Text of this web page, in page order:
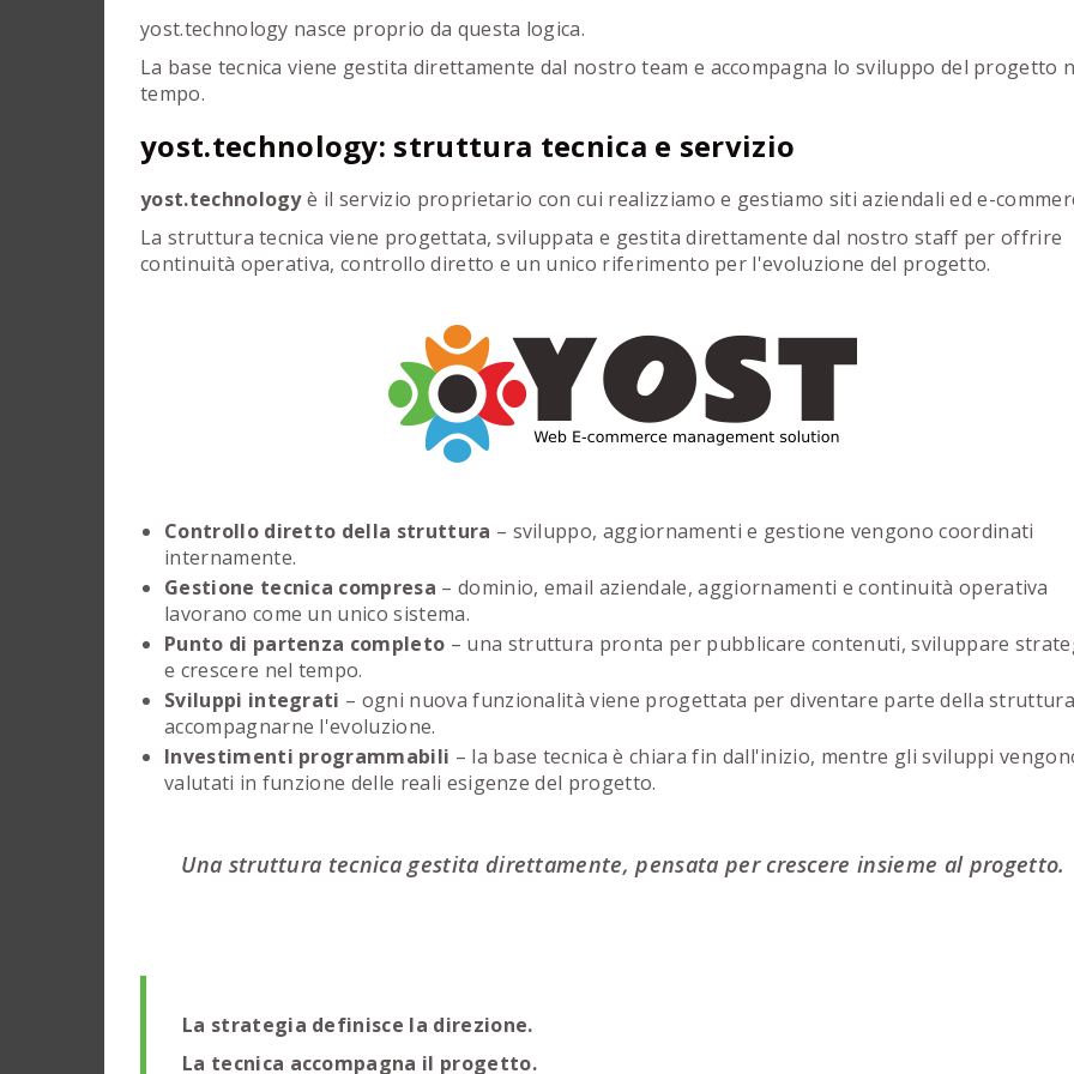
yost.technology nasce proprio da questa logica.
La base tecnica viene gestita direttamente dal nostro team e accompagna lo sviluppo del progetto
tempo.
yost.technology: struttura tecnica e servizio
yost.technologyè il servizio proprietario con cui realizziamo e gestiamo siti aziendali ed e-
La struttura tecnica viene progettata, sviluppata e gestita direttamente dal nostro staff per offrire
continuità operativa, controllo diretto e un unico riferimento per l'evoluzione del progetto.
Controllo diretto della struttura – sviluppo, aggiornamenti e gestione vengono coordinati
internamente.
Gestione tecnica compresa – dominio, email aziendale, aggiornamenti e continuità operativa
lavorano come un unico sistema.
Punto di partenza completo – una struttura pronta per pubblicare contenuti, sviluppare
e crescere nel tempo.
Sviluppi integrati – ogni nuova funzionalità viene progettata per diventare parte della
accompagnarne l'evoluzione.
Investimenti programmabili – la base tecnica è chiara fin dall'inizio, mentre gli sviluppi
valutati in funzione delle reali esigenze del progetto.
Una struttura tecnica gestita direttamente, pensata per crescere insieme al progetto.
La strategia definisce la direzione.
La tecnica accompagna il progetto.